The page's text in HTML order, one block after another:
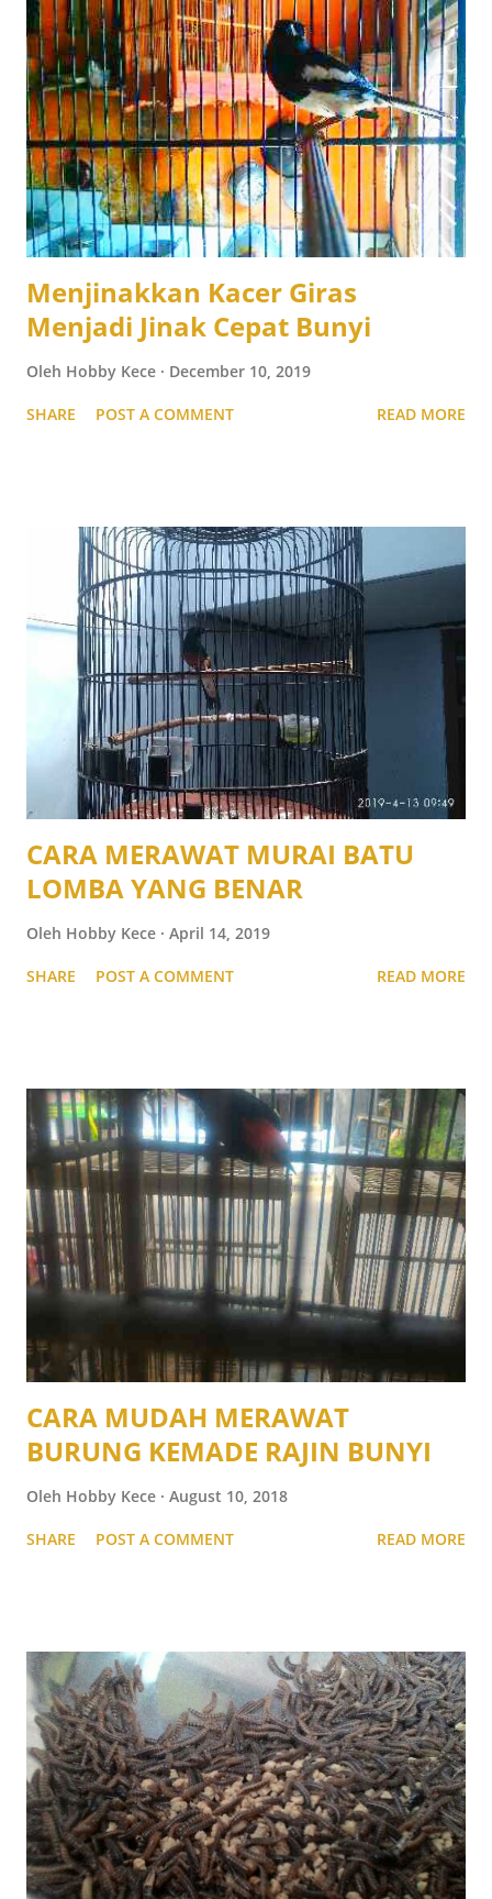
Menjinakkan Kacer Giras
Menjadi Jinak Cepat Bunyi
Oleh Hobby Kece December 10, 2019
SHARE POST A COMMENT READ MORE
CARA MERAWAT MURAI BATU
LOMBA YANG BENAR
Oleh Hobby Kece April 14, 2019
SHARE POST A COMMENT READ MORE
CARA MUDAH MERAWAT
BURUNG KEMADE RAJIN BUNYI
Oleh Hobby Kece August 10, 2018
SHARE POST A COMMENT READ MORE